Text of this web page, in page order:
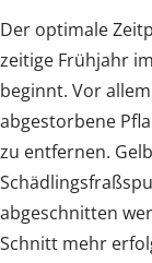
Der optimale
zeitige Frühjahr
beginnt. Vor
abgestorbene
zu entfernen.
abgeschnitten
Schnitt mehr